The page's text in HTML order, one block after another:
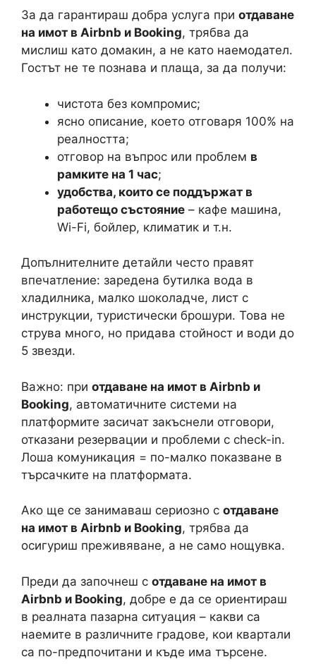
За да гарантираш добра услуга при отдаване
на имот в Airbnb и Booking, трябва да
мислиш като домакин, а не като наемодател.
Гостът не те познава и плаща, за да получи:
чистота без компромис;
ясно описание, което отговаря 100% на
реалността;
отговор на въпрос или проблем в
рамките на 1 час;
удобства, които се поддържат в
работещо състояние – кафе машина,
Wi-Fi, бойлер, климатик и т.н.
Допълнителните детайли често правят
впечатление: заредена бутилка вода в
хладилника, малко шоколадче, лист с
инструкции, туристически брошури. Това не
струва много, но придава стойност и води до
5 звезди.
Важно: при отдаване на имот в Airbnb и
Booking, автоматичните системи на
платформите засичат закъснели отговори,
отказани резервации и проблеми с check-in.
Лоша комуникация = по-малко показване в
търсачките на платформата.
Ако ще се занимаваш сериозно с отдаване
на имот в Airbnb и Booking, трябва да
осигуриш преживяване, а не само нощувка.
Преди да започнеш с отдаване на имот в
Airbnb и Booking, добре е да се ориентираш
в реалната пазарна ситуация – какви са
наемите в различните градове, кои квартали
са по-предпочитани и къде има търсене.